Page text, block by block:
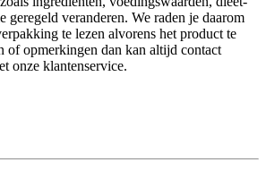
geregeld veranderen. We raden je daarom
te lezen alvorens het product te
of opmerkingen dan kan altijd contact
onze klantenservice.